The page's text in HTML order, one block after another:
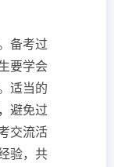
备考过
要学会
适当的
避免过
交流活
验，共